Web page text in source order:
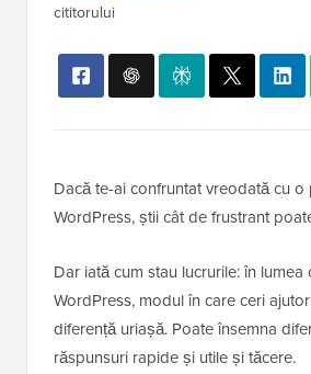
cititorului
Dacă te-ai confruntat vreodată cu
WordPress, știi cât de frustrant
Dar iată cum stau lucrurile: în
WordPress, modul în care ceri
diferență uriașă. Poate însemna
răspunsuri rapide și utile și tăcere.